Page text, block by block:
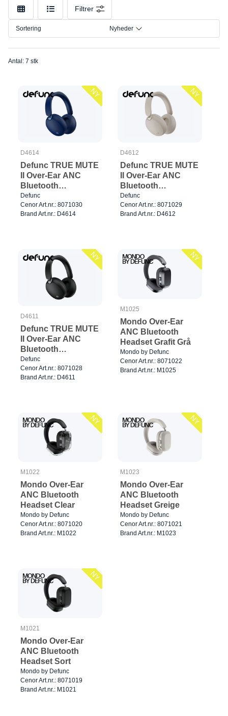
Farve
Størrelse
Tilslutning
Filtrer
Sortering Nyheder
Antal: 7 stk
NY
D4614
Defunc TRUE MUTE
II Over-Ear ANC
Bluetooth
Hovedtelefoner Blå
Defunc
Cenor Art.nr.: 8071030
Brand Art.nr.: D4614
NY
D4612
Defunc TRUE MUTE
II Over-Ear ANC
Bluetooth
Hovedtelefoner
Beige
Defunc
Cenor Art.nr.: 8071029
Brand Art.nr.: D4612
NY
D4611
Defunc TRUE MUTE
II Over-Ear ANC
Bluetooth
Hovedtelefoner Sort
Defunc
Cenor Art.nr.: 8071028
Brand Art.nr.: D4611
NY
M1025
Mondo Over-Ear
ANC Bluetooth
Headset Grafit Grå
Mondo by Defunc
Cenor Art.nr.: 8071022
Brand Art.nr.: M1025
NY
M1022
Mondo Over-Ear
ANC Bluetooth
Headset Clear
Mondo by Defunc
Cenor Art.nr.: 8071020
Brand Art.nr.: M1022
NY
M1023
Mondo Over-Ear
ANC Bluetooth
Headset Greige
Mondo by Defunc
Cenor Art.nr.: 8071021
Brand Art.nr.: M1023
NY
M1021
Mondo Over-Ear
ANC Bluetooth
Headset Sort
Mondo by Defunc
Cenor Art.nr.: 8071019
Brand Art.nr.: M1021